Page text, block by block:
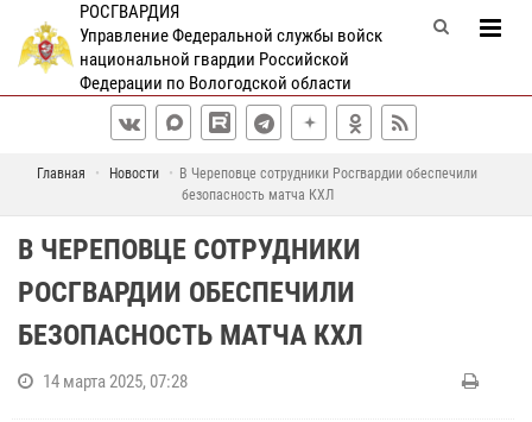
РОСГВАРДИЯ
Управление Федеральной службы войск
национальной гвардии Российской
Федерации по Вологодской области
Главная Новости
В Череповце сотрудники Росгвардии обеспечили
безопасность матча КХЛ
В ЧЕРЕПОВЦЕ СОТРУДНИКИ
РОСГВАРДИИ ОБЕСПЕЧИЛИ
БЕЗОПАСНОСТЬ МАТЧА КХЛ
14 марта 2025, 07:28